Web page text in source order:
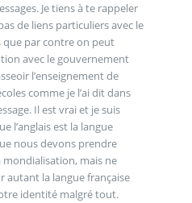
Je tiens à te rappeler
de liens particuliers avec le
que par contre on peut
avec le gouvernement
l’enseignement de
comme je l’ai dit dans
Il est vrai et je suis
l’anglais est la langue
nous devons prendre
mondialisation, mais ne
autant la langue française
identité malgré tout.